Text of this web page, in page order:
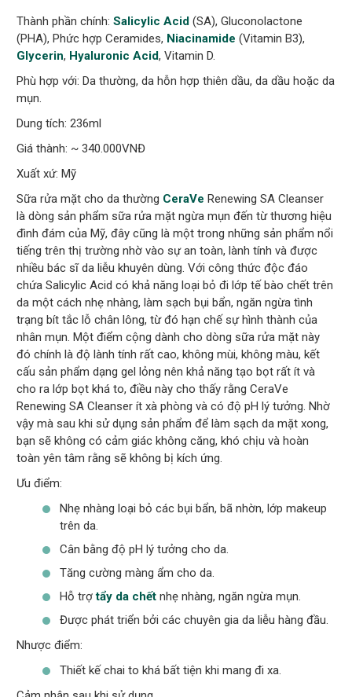
Thành phần chính:Salicylic Acid (SA), Gluconolactone
(PHA), Phức hợp Ceramides, Niacinamide (Vitamin B3),
Glycerin, Hyaluronic Acid, Vitamin D.
Phù hợp với: Da thường, da hỗn hợp thiên dầu, da dầu hoặc da
mụn.
Dung tích: 236ml
Giá thành: ~ 340.000VNĐ
Xuất xứ: Mỹ
Sữa rửa mặt cho da thường CeraVe Renewing SA Cleanser
là dòng sản phẩm sữa rửa mặt ngừa mụn đến từ thương hiệu
đình đám của Mỹ, đây cũng là một trong những sản phẩm nổi
tiếng trên thị trường nhờ vào sự an toàn, lành tính và được
nhiều bác sĩ da liễu khuyên dùng. Với công thức độc đáo
chứa Salicylic Acid có khả năng loại bỏ đi lớp tế bào chết trên
da một cách nhẹ nhàng, làm sạch bụi bẩn, ngăn ngừa tình
trạng bít tắc lỗ chân lông, từ đó hạn chế sự hình thành của
nhân mụn. Một điểm cộng dành cho dòng sữa rửa mặt này
đó chính là độ lành tính rất cao, không mùi, không màu, kết
cấu sản phẩm dạng gel lỏng nên khả năng tạo bọt rất ít và
cho ra lớp bọt khá to, điều này cho thấy rằng CeraVe
Renewing SA Cleanser ít xà phòng và có độ pH lý tưởng. Nhờ
vậy mà sau khi sử dụng sản phẩm để làm sạch da mặt xong,
bạn sẽ không có cảm giác không căng, khó chịu và hoàn
toàn yên tâm rằng sẽ không bị kích ứng.
Ưu điểm:
Nhẹ nhàng loại bỏ các bụi bẩn, bã nhờn, lớp makeup
trên da.
Cân bằng độ pH lý tưởng cho da.
Tăng cường màng ẩm cho da.
Hỗ trợtẩy da chết nhẹ nhàng, ngăn ngừa mụn.
Được phát triển bởi các chuyên gia da liễu hàng đầu.
Nhược điểm:
Thiết kế chai to khá bất tiện khi mang đi xa.